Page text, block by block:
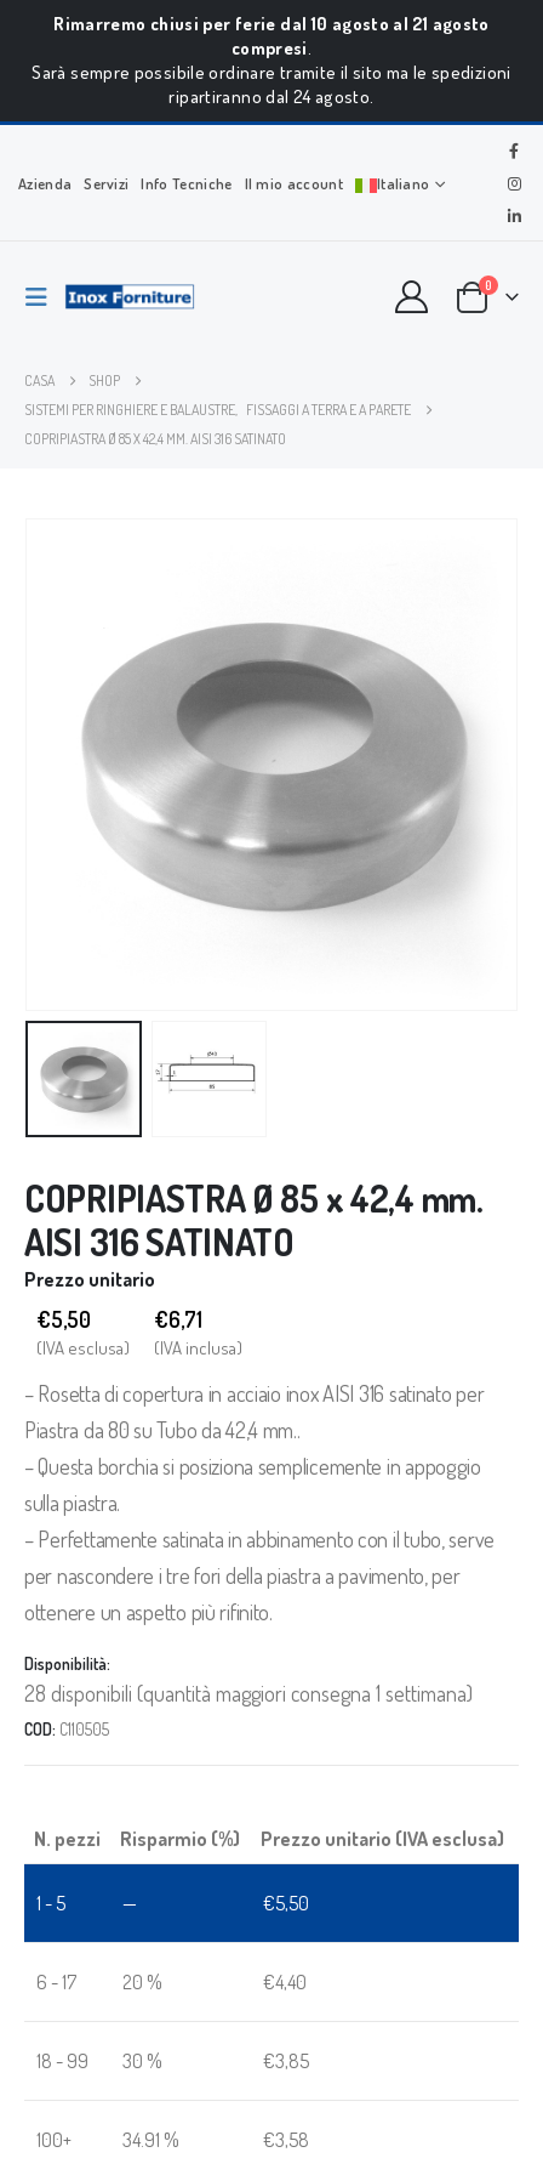
Rimarremo chiusi per ferie dal 10 agosto al 21 agosto
compresi.
Sarà sempre possibile ordinare tramite il sito ma le spedizioni
ripartiranno dal 24 agosto.
Azienda Servizi Info Tecniche Il mio account Italiano
0
CASA
SHOP
SISTEMI PER RINGHIERE E BALAUSTRE, FISSAGGI A TERRA E A PARETE
COPRIPIASTRA Ø 85 X 42,4 MM. AISI 316 SATINATO
COPRIPIASTRA Ø 85 x 42,4 mm.
AISI 316 SATINATO
Prezzo unitario
€5,50
(IVA esclusa)
€6,71
(IVA inclusa)
– Rosetta di copertura in acciaio inox AISI 316 satinato per
Piastra da 80 su Tubo da 42,4 mm..
– Questa borchia si posiziona semplicemente in appoggio
sulla piastra.
– Perfettamente satinata in abbinamento con il tubo, serve
per nascondere i tre fori della piastra a pavimento, per
ottenere un aspetto più rifinito.
Disponibilità:
28 disponibili (quantità maggiori consegna 1 settimana)
COD: C110505
N. pezzi Risparmio (%) Prezzo unitario (IVA esclusa)
1 - 5 — €5,50
6 - 17 20 % €4,40
18 - 99 30 % €3,85
100+ 34.91 % €3,58